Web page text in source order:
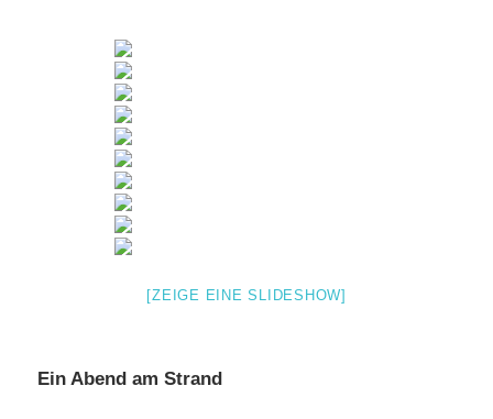
[ZEIGE EINE SLIDESHOW]
Ein Abend am Strand